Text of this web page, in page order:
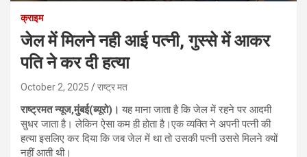
क्राइम
जेल में मिलने नही आई पत्नी, गुस्से में आकर
पति ने कर दी हत्या
October 2, 2025 राष्ट्र मत
राष्ट्रमत न्यूज,मुंबई(ब्यूरो)। यह माना जाता है कि जेल में रहने पर आदमी
सुधर जाता है। लेकिन ऐसा कम ही होता है।एक व्यक्ति ने अपनी पत्नी की
हत्या इसलिए कर दिया कि जब जेल में था तो उसकी पत्नी उससे मिलने क्यों
नहीं आती थी।